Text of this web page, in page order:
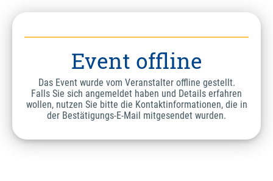
Event offline
Das Event wurde vom Veranstalter offline gestellt.
Falls Sie sich angemeldet haben und Details erfahren
wollen, nutzen Sie bitte die Kontaktinformationen, die in
der Bestätigungs-E-Mail mitgesendet wurden.